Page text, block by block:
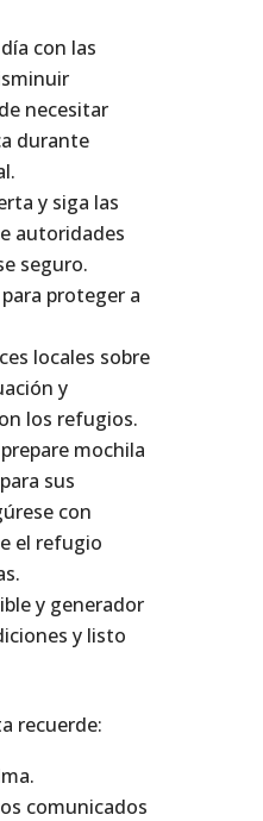
con las
necesitar
durante
y siga las
autoridades
seguro.
proteger a
locales sobre
y
los refugios.
mochila
sus
con
el refugio
y generador
y listo
recuerde:
comunicados